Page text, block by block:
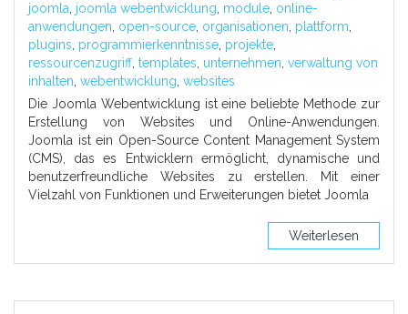
joomla, joomla webentwicklung, module, online-
anwendungen, open-source, organisationen, plattform,
plugins, programmierkenntnisse, projekte,
ressourcenzugriff, templates, unternehmen, verwaltung von
inhalten, webentwicklung, websites
Die Joomla Webentwicklung ist eine beliebte Methode zur
Erstellung von Websites und Online-Anwendungen.
Joomla ist ein Open-Source Content Management System
(CMS), das es Entwicklern ermöglicht, dynamische und
benutzerfreundliche Websites zu erstellen. Mit einer
Vielzahl von Funktionen und Erweiterungen bietet Joomla
Weiterlesen